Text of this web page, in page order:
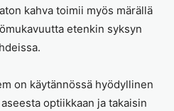
kahva toimii myös märällä
etenkin syksyn
on käytännössä hyödyllinen
optiikkaan ja takaisin